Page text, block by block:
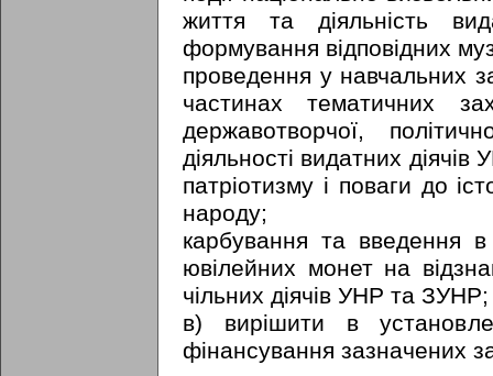
життя та діяльність
формування відповідних
проведення у навчальних
частинах тематичних
державотворчої,
діяльності видатних
патріотизму і поваги до
народу;
карбування та введення
ювілейних монет на
чільних діячів УНР та ЗУНР;
в) вирішити в
фінансування зазначених